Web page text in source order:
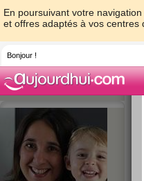
En poursuivant votre
et offres adaptés à vos centres
Bonjour !